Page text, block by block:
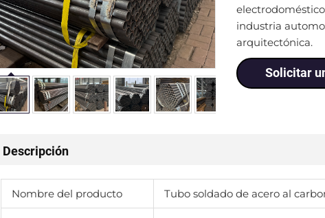
industria
arquitectónica.
Solicitar
Descripción
Nombre del producto Tubo soldado de acero al